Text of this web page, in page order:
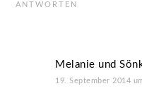
ANTWORTEN
Melanie und
19. September 2014